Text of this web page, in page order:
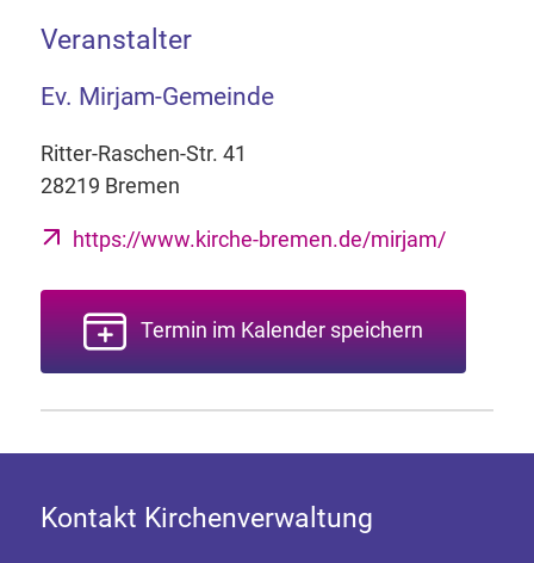
Veranstalter
Ev. Mirjam-Gemeinde
Ritter-Raschen-Str. 41
28219 Bremen
https://www.kirche-bremen.de/mirjam/
Termin im Kalender speichern
Kontakt Kirchenverwaltung